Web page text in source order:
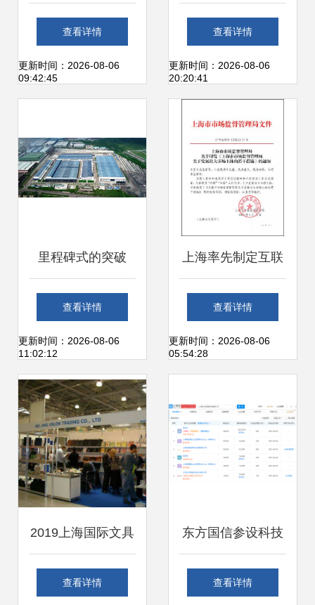
国汽车金融产业大
会花落上海，风控
查看详情
更新时间：2026-08-06
09:42:45
菱电梯加持下的罗
定智慧生活
查看详情
更新时间：2026-08-06
20:20:41
里程碑式的突破
1000公里续航电动
车与赛力斯核心技
术的碰撞
查看详情
更新时间：2026-08-06
11:02:12
上海率先制定互联
网营销算法与盲盒
合规指引，引领新
查看详情
更新时间：2026-08-06
05:54:28
2019上海国际文具
展 拥抱互联网销售
查看详情
东方国信参设科技
新公司，注册资本
查看详情